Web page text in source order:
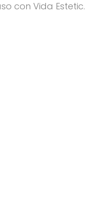
con Vida Estetic.